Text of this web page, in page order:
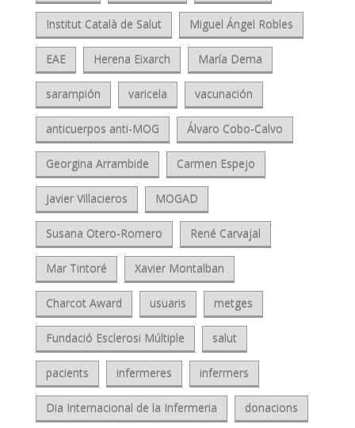
Institut Català de Salut Miguel Ángel Robles
EAE Herena Eixarch María Dema
sarampión varicela vacunación
anticuerpos anti-MOG Álvaro Cobo-Calvo
Georgina Arrambide Carmen Espejo
Javier Villacieros MOGAD
Susana Otero-Romero René Carvajal
Mar Tintoré Xavier Montalban
Charcot Award usuaris metges
Fundació Esclerosi Múltiple salut
pacients infermeres infermers
Dia Internacional de la Infermeria donacions